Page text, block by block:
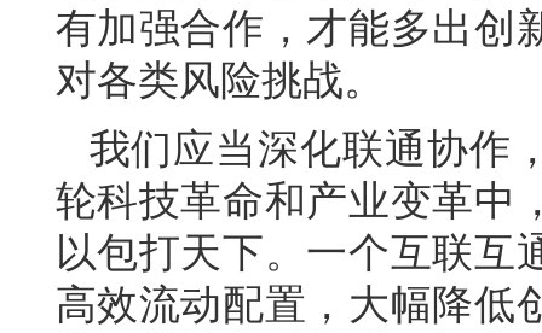
有加强合作，才能多出创
对各类风险挑战。
我们应当深化联通协作
轮科技革命和产业变革中
以包打天下。一个互联互
高效流动配置，大幅降低